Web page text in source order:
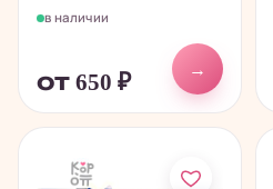
в наличии
от 650 ₽
→